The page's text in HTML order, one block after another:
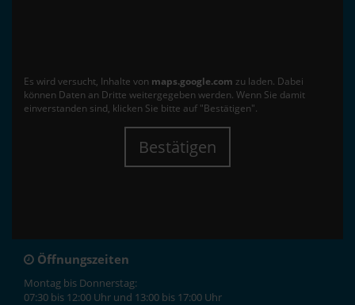
Es wird versucht, Inhalte von maps.google.com zu laden. Dabei
können Daten an Dritte weitergegeben werden. Wenn Sie damit
einverstanden sind, klicken Sie bitte auf "Bestätigen".
Bestätigen
Öffnungszeiten
Montag bis Donnerstag:
07:30 bis 12:00 Uhr und 13:00 bis 17:00 Uhr